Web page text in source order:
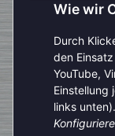
Wie wir
Durch
den
YouTube,
Einstellung
links
Aufgrund der
Vertrag